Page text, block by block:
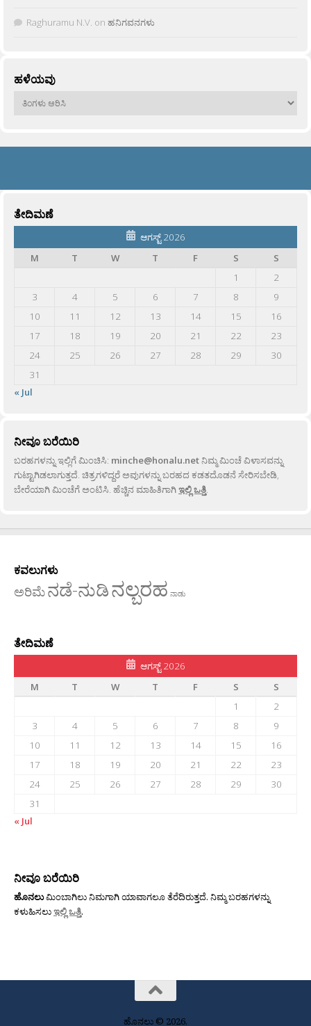
Raghuramu N.V. on ಹನಿಗವನಗಳು
ಹಳೆಯವು
ಹಳೆಯವು
ತೇದಿಮಣೆ
ಆಗಸ್ಟ್ 2026
M
T W T F S
S
1
2
3
4 5 6 7 8
9
10
11 12 13 14 15
16
17
18 19 20 21 22
23
24
25 26 27 28 29
30
31
« Jul
ನೀವೂ ಬರೆಯಿರಿ
ಬರಹಗಳನ್ನು ಇಲ್ಲಿಗೆ ಮಿಂಚಿಸಿ: minche@honalu.netನಿಮ್ಮ ಮಿಂಚೆ ವಿಳಾಸವನ್ನು
ಗುಟ್ಟಾಗಿಡಲಾಗುತ್ತದೆ. ಚಿತ್ರಗಳಿದ್ದರೆ ಅವುಗಳನ್ನು ಬರಹದ ಕಡತದೊಡನೆ ಸೇರಿಸಬೇಡಿ,
ಬೇರೆಯಾಗಿ ಮಿಂಚೆಗೆ ಅಂಟಿಸಿ. ಹೆಚ್ಚಿನ ಮಾಹಿತಿಗಾಗಿಇಲ್ಲಿ ಒತ್ತಿ.
ಕವಲುಗಳು
ಅರಿಮೆನಡೆ-ನುಡಿನಲ್ಬರಹ ನಾಡು
ತೇದಿಮಣೆ
ಆಗಸ್ಟ್ 2026
M
T W T F S
S
1
2
3
4 5 6 7 8
9
10
11 12 13 14 15
16
17
18 19 20 21 22
23
24
25 26 27 28 29
30
31
« Jul
ನೀವೂ ಬರೆಯಿರಿ
ಹೊನಲುಮಿಂಬಾಗಿಲು ನಿಮಗಾಗಿ ಯಾವಾಗಲೂ ತೆರೆದಿರುತ್ತದೆ. ನಿಮ್ಮ ಬರಹಗಳನ್ನು
ಕಳುಹಿಸಲುಇಲ್ಲಿ ಒತ್ತಿ.
ಹೊನಲು © 2026.